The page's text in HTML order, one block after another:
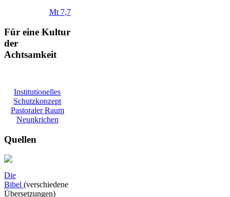
Mt 7,7
Für eine Kultur
der
Achtsamkeit
Institutionelles
Schutzkonzept
Pastoraler Raum
Neunkrichen
Quellen
Die
Bibel (verschiedene
Übersetzungen)